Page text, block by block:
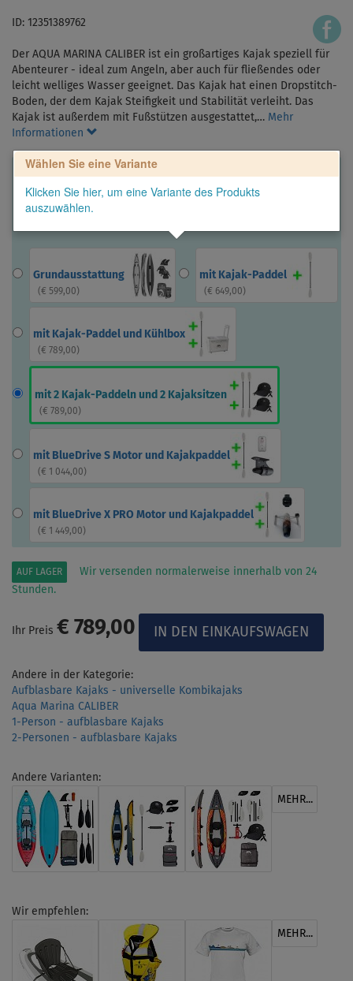
ID: 12351389762
Der AQUA MARINA CALIBER ist ein großartiges Kajak speziell für
Abenteurer - ideal zum Angeln, aber auch für fließendes oder
leicht welliges Wasser geeignet. Das Kajak hat einen Dropstitch-
Boden, der dem Kajak Steifigkeit und Stabilität verleiht. Das
Kajak ist außerdem mit Fußstützen ausgestattet,… Mehr
Informationen
Wählen Sie eine Variante
Klicken Sie hier, um eine Variante des Produkts
auszuwählen.
Grundausstattung
( € 599,00)
mit Kajak-Paddel
( € 649,00)
mit Kajak-Paddel und Kühlbox
( € 789,00)
mit 2 Kajak-Paddeln und 2 Kajaksitzen
( € 789,00)
mit BlueDrive S Motor und Kajakpaddel
( € 1 044,00)
mit BlueDrive X PRO Motor und Kajakpaddel
( € 1 449,00)
AUF LAGER
Wir versenden normalerweise innerhalb von 24
Stunden.
Ihr Preis € 789,00
Andere in der Kategorie:
Aufblasbare Kajaks - universelle Kombikajaks
Aqua Marina CALIBER
1-Person - aufblasbare Kajaks
2-Personen - aufblasbare Kajaks
Andere Varianten:
MEHR...
Wir empfehlen:
MEHR...